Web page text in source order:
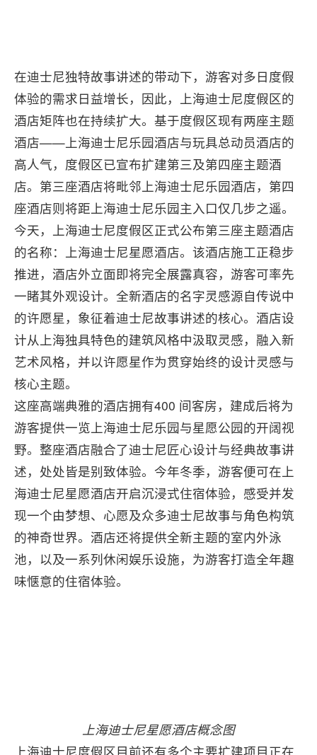
在迪士尼独特故事讲述的带动下，游客对多日度假
体验的需求日益增长，因此，上海迪士尼度假区的
酒店矩阵也在持续扩大。基于度假区现有两座主题
酒店——上海迪士尼乐园酒店与玩具总动员酒店的
高人气，度假区已宣布扩建第三及第四座主题酒
店。第三座酒店将毗邻上海迪士尼乐园酒店，第四
座酒店则将距上海迪士尼乐园主入口仅几步之遥。
今天，上海迪士尼度假区正式公布第三座主题酒店
的名称：上海迪士尼星愿酒店。该酒店施工正稳步
推进，酒店外立面即将完全展露真容，游客可率先
一睹其外观设计。全新酒店的名字灵感源自传说中
的许愿星，象征着迪士尼故事讲述的核心。酒店设
计从上海独具特色的建筑风格中汲取灵感，融入新
艺术风格，并以许愿星作为贯穿始终的设计灵感与
核心主题。
这座高端典雅的酒店拥有400 间客房，建成后将为
游客提供一览上海迪士尼乐园与星愿公园的开阔视
野。整座酒店融合了迪士尼匠心设计与经典故事讲
述，处处皆是别致体验。今年冬季，游客便可在上
海迪士尼星愿酒店开启沉浸式住宿体验，感受并发
现一个由梦想、心愿及众多迪士尼故事与角色构筑
的神奇世界。酒店还将提供全新主题的室内外泳
池，以及一系列休闲娱乐设施，为游客打造全年趣
味惬意的住宿体验。
上海迪士尼星愿酒店概念图
上海迪士尼度假区目前还有多个主要扩建项目正在